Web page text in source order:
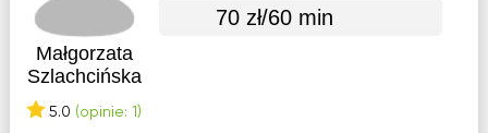
Małgorzata
Szlachcińska
5.0 (opinie: 1)
70 zł/60 min